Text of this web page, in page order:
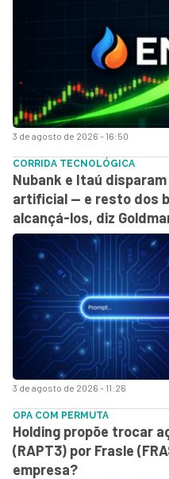
3 de agosto de 2026 - 16:50
3 de agosto de 2026 - 11:26
CORRIDA TECNOLÓGICA
Nubank e Itaú
artificial — e resto dos
alcançá-los, diz
OPA COM PERMUTA
Holding propõe trocar
(RAPT3) por Frasle
empresa?